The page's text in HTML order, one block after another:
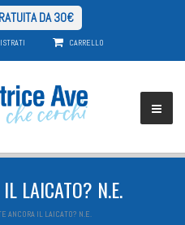
DA 30€
CARRELLO
LAICATO? N.E.
ANCORA IL LAICATO? N.E.